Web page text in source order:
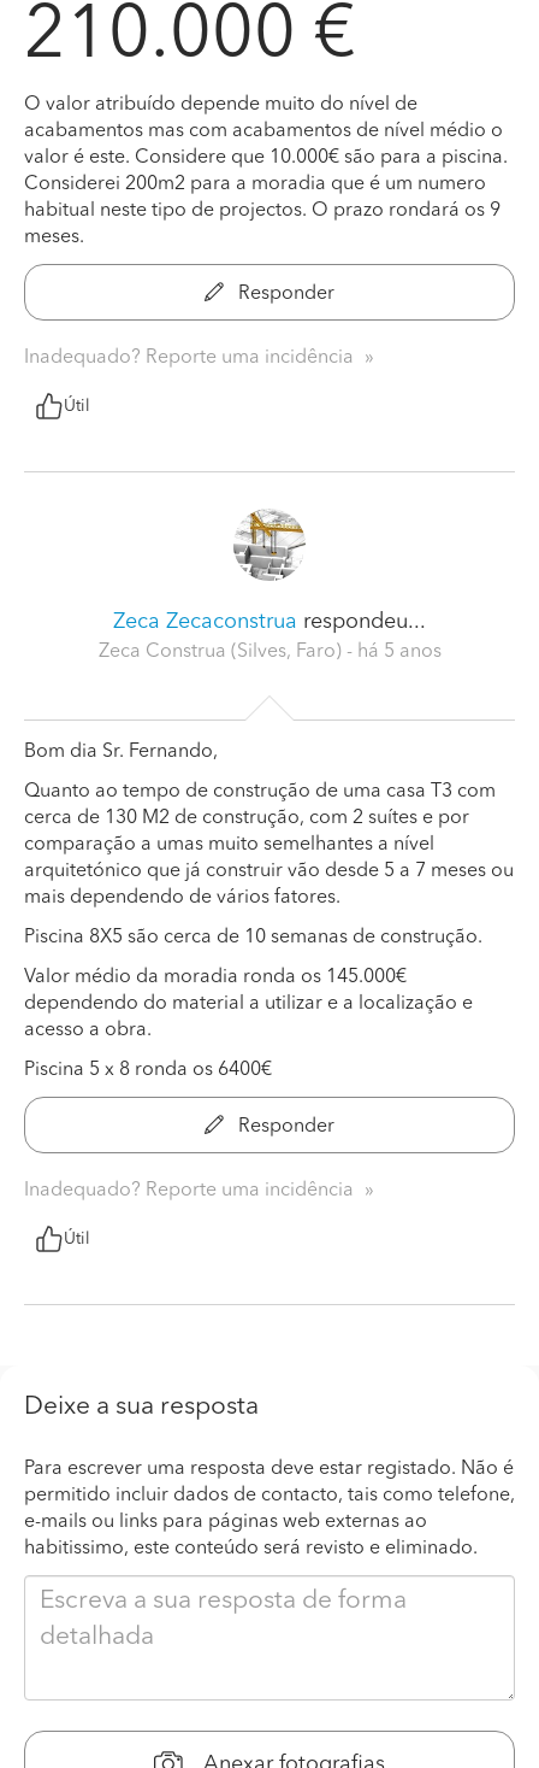
210.000 €
O valor atribuído depende muito do nível de
acabamentos mas com acabamentos de nível médio o
valor é este. Considere que 10.000€ são para a piscina.
Considerei 200m2 para a moradia que é um numero
habitual neste tipo de projectos. O prazo rondará os 9
meses.
Responder
Inadequado? Reporte uma incidência
Útil
Zeca Zecaconstrua respondeu...
Zeca Construa (Silves, Faro) - há 5 anos
Bom dia Sr. Fernando,
Quanto ao tempo de construção de uma casa T3 com
cerca de 130 M2 de construção, com 2 suítes e por
comparação a umas muito semelhantes a nível
arquitetónico que já construir vão desde 5 a 7 meses ou
mais dependendo de vários fatores.
Piscina 8X5 são cerca de 10 semanas de construção.
Valor médio da moradia ronda os 145.000€
dependendo do material a utilizar e a localização e
acesso a obra.
Piscina 5 x 8 ronda os 6400€
Responder
Inadequado? Reporte uma incidência
Útil
Deixe a sua resposta
Para escrever uma resposta deve estar registado. Não é
permitido incluir dados de contacto, tais como telefone,
e-mails ou links para páginas web externas ao
habitissimo, este conteúdo será revisto e eliminado.